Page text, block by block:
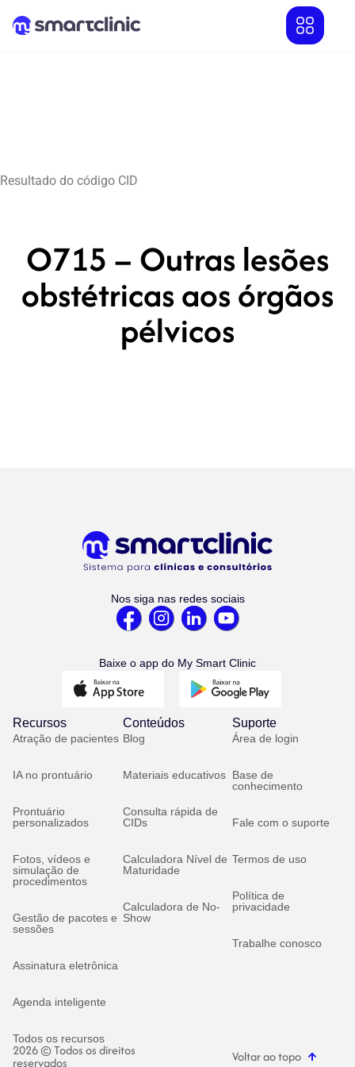
Resultado do código CID
O715 – Outras lesões
obstétricas aos órgãos
pélvicos
Nos siga nas redes sociais
Baixe o app do My Smart Clinic
Recursos
Atração de pacientes
IA no prontuário
Prontuário
personalizados
Fotos, vídeos e
simulação de
procedimentos
Gestão de pacotes e
sessões
Assinatura eletrônica
Agenda inteligente
Todos os recursos
Conteúdos
Blog
Materiais educativos
Consulta rápida de
CIDs
Calculadora Nível de
Maturidade
Calculadora de No-
Show
Suporte
Área de login
Base de
conhecimento
Fale com o suporte
Termos de uso
Política de
privacidade
Trabalhe conosco
2026 © Todos os direitos
reservados Voltar ao topo